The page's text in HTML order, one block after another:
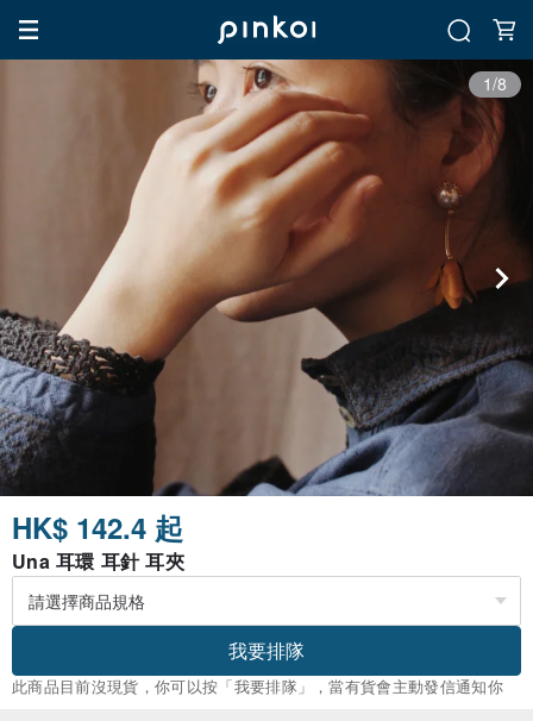
1/8
HK$ 142.4 起
Una 耳環 耳針 耳夾
我要排隊
此商品目前沒現貨，你可以按「我要排隊」，當有貨會主動發信通知你